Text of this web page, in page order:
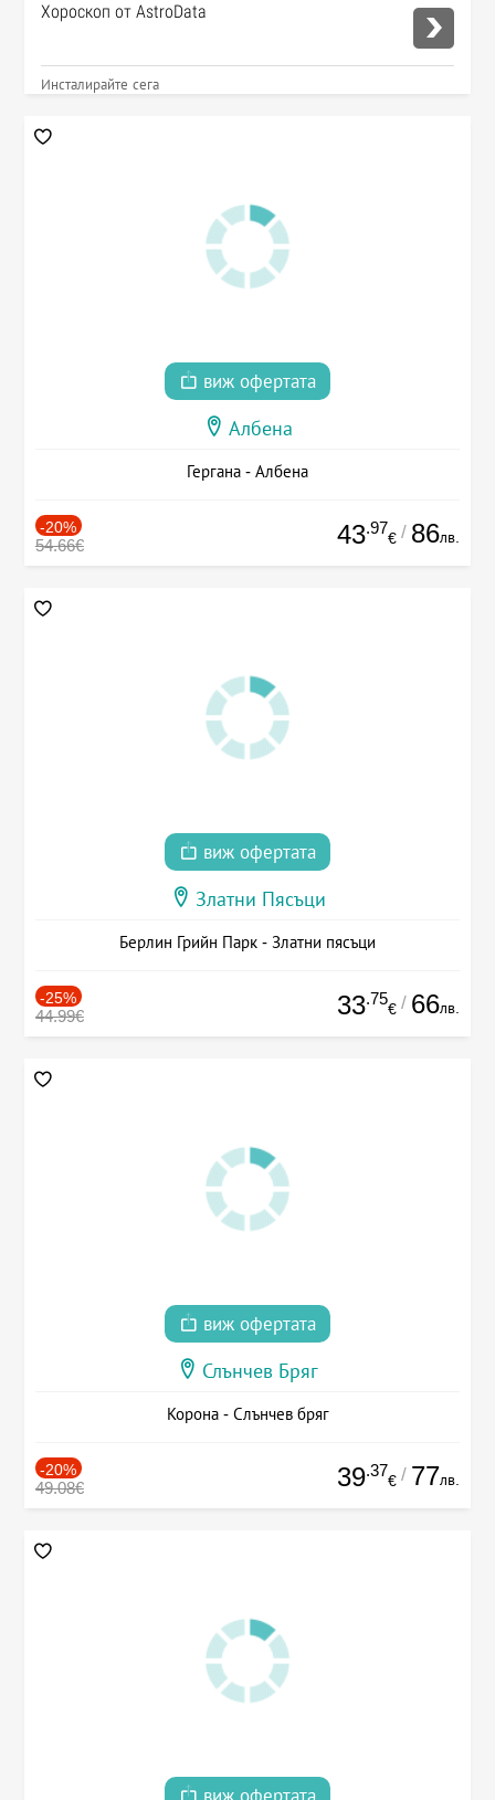
Хороскоп от AstroData
Инсталирайте сега
виж офертата
Албена
Гергана - Албена
-20%
54.66€ 43.97
€ / 86лв.
виж офертата
Златни Пясъци
Берлин Грийн Парк - Златни пясъци
-25%
44.99€ 33.75
€ / 66лв.
виж офертата
Слънчев Бряг
Корона - Слънчев бряг
-20%
49.08€ 39.37
€ / 77лв.
виж офертата